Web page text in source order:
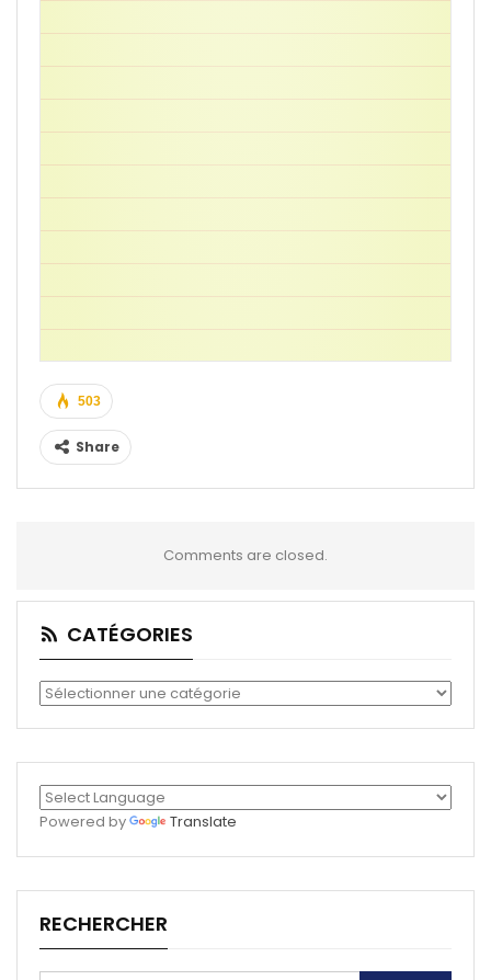
503
Share
Comments are closed.
CATÉGORIES
Catégories
Powered by Translate
RECHERCHER